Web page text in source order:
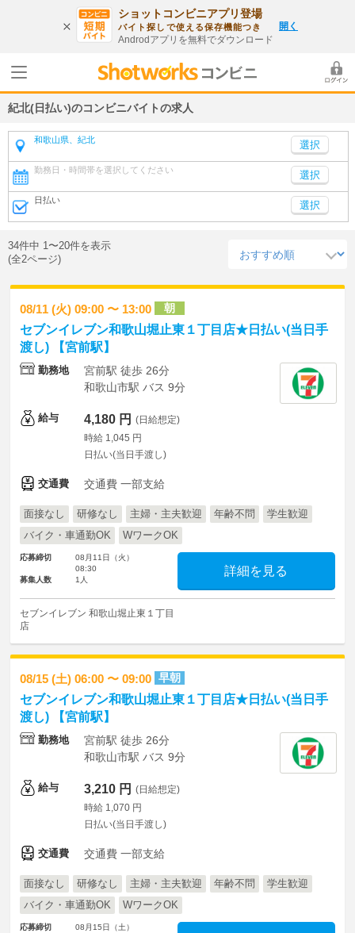
ショットコンビニアプリ登場
バイト探しで使える保存機能つき
Androdアプリを無料でダウンロード
開く
紀北(日払い)のコンビニバイトの求人
和歌山県、紀北
勤務日・時間帯を選択してください 選択
日払い 選択
34件中 1〜20件を表示
(全2ページ)
08/11 (火) 09:00 〜 13:00 朝
セブンイレブン和歌山堀止東１丁目店★日払い(当日手
渡し) 【宮前駅】
勤務地
宮前駅 徒歩 26分
和歌山市駅 バス 9分
給与 4,180 円 (日給想定)
時給 1,045 円
日払い(当日手渡し)
交通費 交通費 一部支給
面接なし 研修なし 主婦・主夫歓迎 年齢不問
学生歓迎
バイク・車通勤OK
WワークOK
応募締切
08月11日（火）
08:30
募集人数
1人
詳細を見る
セブンイレブン 和歌山堀止東１丁目
店
08/15 (土) 06:00 〜 09:00 早朝
セブンイレブン和歌山堀止東１丁目店★日払い(当日手
渡し) 【宮前駅】
勤務地
宮前駅 徒歩 26分
和歌山市駅 バス 9分
給与 3,210 円 (日給想定)
時給 1,070 円
日払い(当日手渡し)
交通費 交通費 一部支給
面接なし 研修なし 主婦・主夫歓迎 年齢不問
学生歓迎
バイク・車通勤OK
WワークOK
応募締切
08月15日（土）